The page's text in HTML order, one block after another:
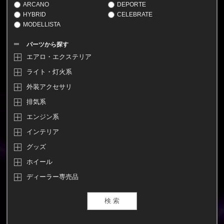
ARCANO
DEPORTE
HYBRID
CELEBRATE
MODELLISTA
パーツから探す
エアロ・エクステリア
ライト・灯火系
外装アクセサリ
排気系
エンジン系
インテリア
グッズ
ホイール
ディーラー専売品